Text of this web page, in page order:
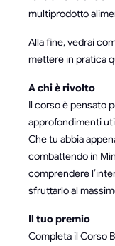
multiprodotto
Alla fine, vedrai
mettere in pratica
A chi è rivolto
Il corso è pensato
approfondimenti
Che tu abbia
combattendo in
comprendere
sfruttarlo al
Il tuo premio
Completa il Corso